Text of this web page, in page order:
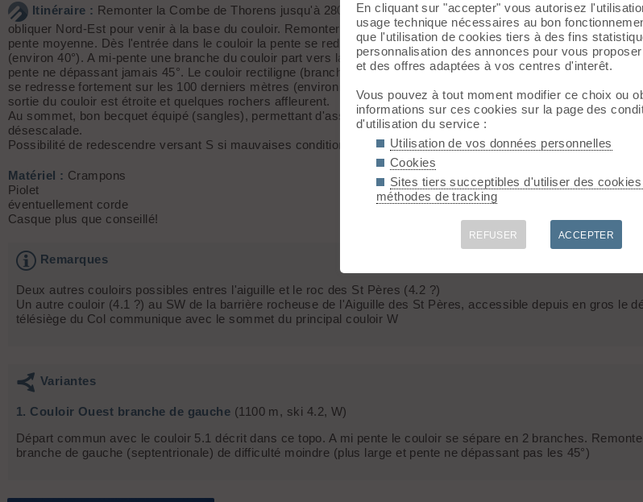
Orientation :W
Dénivelé :1100 m.
Difficulté de montée :PD
Difficulté ski :5.1 E1
Itinéraire : Remonter la Combe de Thorens jusqu'à 2800 m et
obliquer Nord-Est pour venir à la base du couloir. Remonter le cône en
pente moyenne. Dès l'entrée dans le couloir la pente se redresse
(environ 40°). A mi-pente une branche du couloir part vers la gauche, sa
pente ne dépassant jamais 45°. Le couloir rectiligne (branche de droite)
se redresse fortement sur les 100 derniers mètres (environ 50°). La
sortie du couloir est étroite et quelques rochers affleurent.
Au sommet, bon becquet équipé (sangles), permettant d'assurer une
désescalade.
Possibilité de redescendre versant S si mauvaises conditions.
Matériel : Crampons
Piolet
éventuellement corde
Casque plus que conseillé!
Remarques
Deux autres couloirs possibles entres l'aiguille et le roc des St Pères (4.2 ?)
Un autre couloir (4.1 ?) au SW de la barrière rocheuse de l'Aiguille des St Pères, accessible depuis en gros le
télésiège du Col communique avec le sommet du principal couloir W
Variantes
1. Couloir Ouest branche de gauche (1100 m, ski 4.2, W)
Départ commun avec le couloir 5.1 décrit dans ce topo. A mi pente le couloir se sépare en 2 branches.
branche de gauche (septentrionale) de difficulté moindre (plus large et pente ne dépassant pas les 45°)
En cliquant sur "accepter" vous autorisez
usage technique nécessaires au bon
que l'utilisation de cookies tiers à des fins
personnalisation des annonces pour vous
et des offres adaptées à vos centres d'interêt.
Vous pouvez à tout moment modifier ce choix ou
informations sur ces cookies sur la page des
d'utilisation du service :
Utilisation de vos données personnelles
Cookies
Sites tiers succeptibles d'utiliser des
méthodes de tracking
REFUSER ACCEPTER